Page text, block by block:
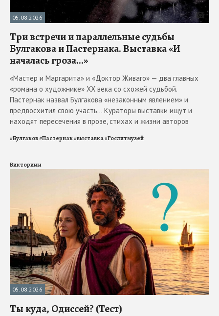
05.08.2026
Три встречи и параллельные судьбы
Булгакова и Пастернака. Выставка «И
началась гроза...»
«Мастер и Маргарита» и «Доктор Живаго» — два главных
«романа о художнике» ХХ века со схожей судьбой.
Пастернак назвал Булгакова «незаконным явлением» и
предвосхитил свою участь... Кураторы выставки ищут и
находят пересечения в прозе, стихах и жизни авторов
#Булгаков#Пастернак#выставка#Гослитмузей
Викторины
05.08.2026
Ты куда, Одиссей? (Тест)